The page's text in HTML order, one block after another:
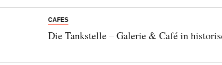
CAFES
Die Tankstelle – Galerie & Café in